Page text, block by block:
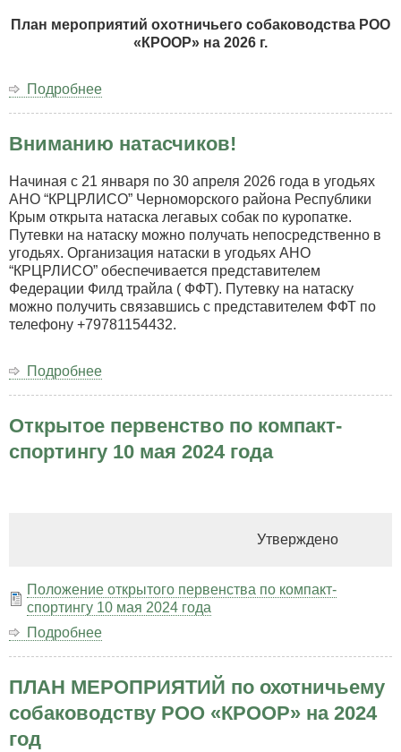
куропатке,
Крым,
Черноморское,
КРЦРЛИСО
(01.04.26
г.
–
13.04.26
г.).
План мероприятий охотничьего собаководства РОО
«КРООР» на 2026 г.
Подробнее
охотничьего
РОО
«КРООР»
на
2026
год
Вниманию натасчиков!
Начиная с 21 января по 30 апреля 2026 года в угодьях
АНО “КРЦРЛИСО” Черноморского района Республики
Крым открыта натаска легавых собак по куропатке.
Путевки на натаску можно получать непосредственно в
угодьях. Организация натаски в угодьях АНО
“КРЦРЛИСО” обеспечивается представителем
Федерации Филд трайла ( ФФТ). Путевку на натаску
можно получить связавшись с представителем ФФТ по
телефону +79781154432.
Подробнее
Открытое первенство по компакт-
спортингу 10 мая 2024 года
Утверждено
Положение открытого первенства по компакт-
спортингу 10 мая 2024 года
Подробнее
по
спортингу
ПЛАН МЕРОПРИЯТИЙ по охотничьему
собаководству РОО «КРООР» на 2024
год